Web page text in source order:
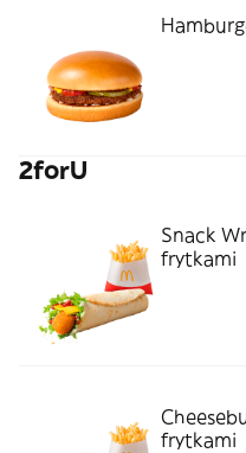
2forU
Snack
frytkami
frytkami